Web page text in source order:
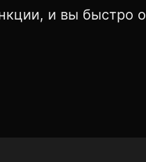
и вы быстро